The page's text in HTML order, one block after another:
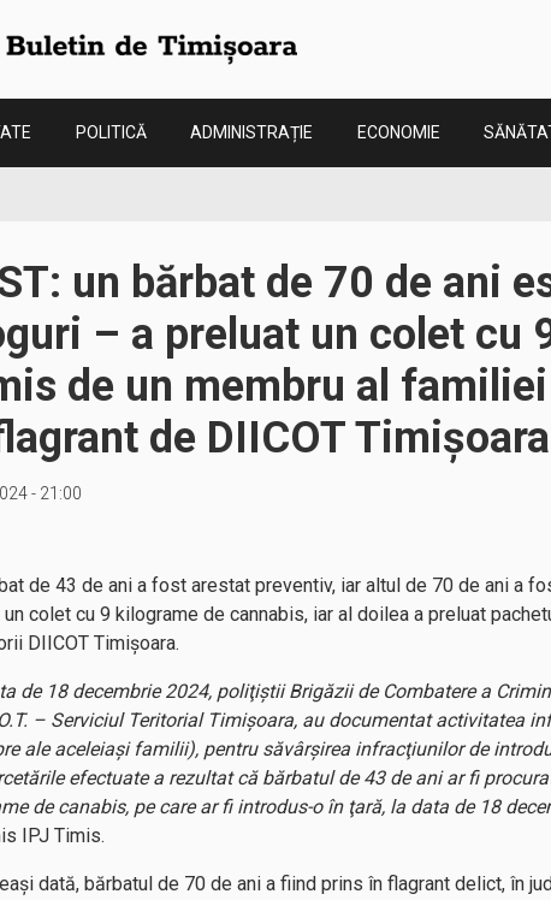
POLITICĂ ADMINISTRAȚIE ECONOMIE
un bărbat de 70 de ani
– a preluat un colet cu
de un membru al
de DIICOT Timișoara
- 21:00
de 43 de ani a fost arestat preventiv, iar altul de 70 de ani a
un colet cu 9 kilograme de cannabis, iar al doilea a preluat
DIICOT Timişoara.
de 18 decembrie 2024, poliţiştii Brigăzii de Combatere a
– Serviciul Teritorial Timişoara, au documentat activitatea
ale aceleiaşi familii), pentru săvârşirea infracţiunilor de
efectuate a rezultat că bărbatul de 43 de ani ar fi
de canabis, pe care ar fi introdus-o în ţară, la data de 18
IPJ Timis.
dată, bărbatul de 70 de ani a fiind prins în flagrant delict, în